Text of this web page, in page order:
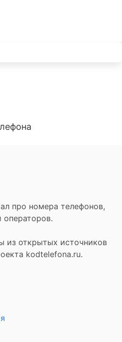
про номера телефонов,
операторов.
из открытых источников
kodtelefona.ru.